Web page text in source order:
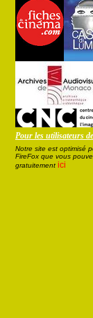
Pour les utilisateurs
Notre site est optimisé
FireFox que vous
gratuitement ici